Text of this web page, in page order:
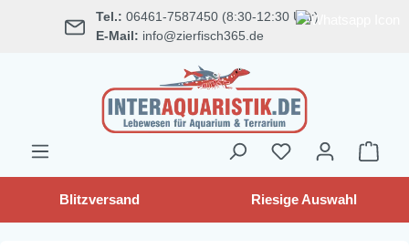
springen Tel.: 06461-7587450 (8:30-12:30 Uhr)
E-Mail: info@zierfisch365.de
Blitzversand Riesige Auswahl